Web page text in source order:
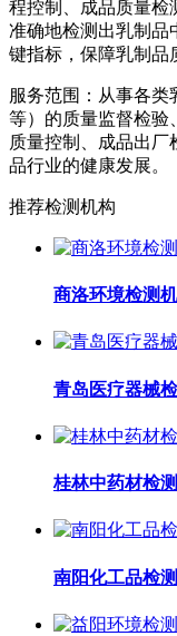
程控制、成品质量检
准确地检测出乳制品
键指标，保障乳制品
服务范围：从事各
等）的质量监督检验
质量控制、成品出
品行业的健康发展。
推荐检测机构
商洛环境检测
青岛医疗器械
桂林中药材检
南阳化工品检